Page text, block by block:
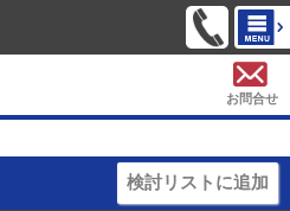
お問合せ
検討リストに追加